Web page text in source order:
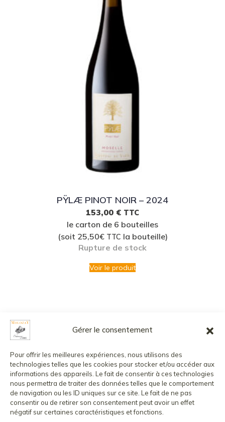
Gérer le consentement
Pour offrir les meilleures expériences, nous utilisons des
technologies telles que les cookies pour stocker et/ou accéder aux
informations des appareils. Le fait de consentir à ces technologies
nous permettra de traiter des données telles que le comportement
de navigation ou les ID uniques sur ce site. Le fait de ne pas
consentir ou de retirer son consentement peut avoir un effet
négatif sur certaines caractéristiques et fonctions.
PŸLÆ PINOT NOIR – 2024
153,00 € TTC
le carton de 6 bouteilles
(soit 25,50€ TTC la bouteille)
Rupture de stock
Voir le produit
L’abus d’alcool est dangereux pour la santé, à consommer avec
modération.
La vente de boissons alcoolisées aux mineurs est strictement
interdite.
© 2026 MOLOZAY - CHÂTEAU DE VAUX
CONTACT
MENTIONS LÉGALES
POLITIQUE DE CONFIDENTIALITÉ
CONDITIONS GÉNÉRALES DE VENTE
COMPTE CLIENT